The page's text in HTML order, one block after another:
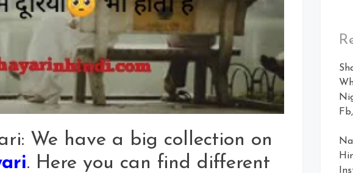
We have a big collection on
. Here you can find different